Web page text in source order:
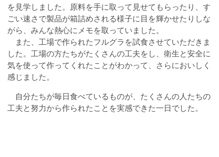
を見学しました。原料を手に取って見せてもらったり、す
ごい速さで製品が箱詰めされる様子に目を輝かせたりしな
がら、みんな熱心にメモを取っていました。
また、工場で作られたフルグラを試食させていただきま
した。工場の方たちがたくさんの工夫をし、衛生と安全に
気を使って作ってくれたことがわかって、さらにおいしく
感じました。
自分たちが毎日食べているものが、たくさんの人たちの
工夫と努力から作られたことを実感できた一日でした。